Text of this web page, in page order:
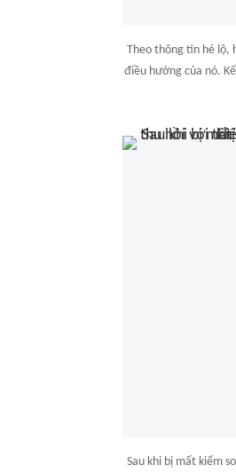
Theo thông tin hé lộ,
điều hướng của nó.
Sau khi bị mất kiểm